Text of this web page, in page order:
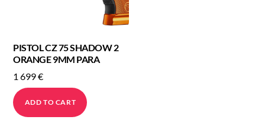
PISTOL CZ 75 SHADOW 2
ORANGE 9MM PARA
1 699€
ADD TO CART